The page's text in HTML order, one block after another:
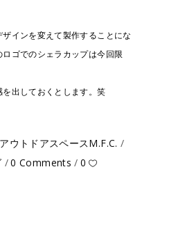
インを変えて製作することにな
ゴでのシェラカップは今回限
出しておくとします。笑
ウトドアスペースM.F.C.
0 Comments 0